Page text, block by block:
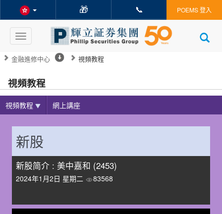
🎁 📞 POEMS 登入
Toggle
navigation
金融進修中心 視頻教程
視頻教程
視頻教程 網上講座
新股
新股简介 : 美中嘉和 (2453)
2024年1月2日 星期二 83568